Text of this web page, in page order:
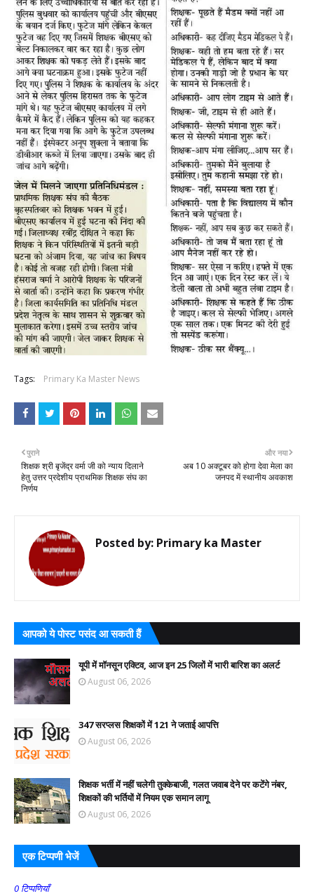
Tags: Primary Ka Master News
और नया
अब 10 अक्टूबर को होगा देवा मेला का
जनपद में स्थानीय अवकाश
पुराने
शिक्षक श्री बृजेंद्र वर्मा जी को न्याय दिलाने
हेतु उत्तर प्रदेशीय प्राथमिक शिक्षक संघ का
निर्णय
Posted by: Primary ka Master
आपको ये पोस्ट पसंद आ सकती हैं
यूपी में मॉनसून एक्टिव, आज इन 25 जिलों में भारी बारिश का अलर्ट
August 06, 2026
347 सरप्लस शिक्षकों में 121 ने जताई आपत्ति
August 06, 2026
शिक्षक भर्ती में नहीं चलेगी तुक्केबाजी, गलत जवाब देने पर कटेंगे नंबर,
शिक्षकों की भर्तियों में नियम एक समान लागू
August 06, 2026
एक टिप्पणी भेजें
0 टिप्पणियाँ